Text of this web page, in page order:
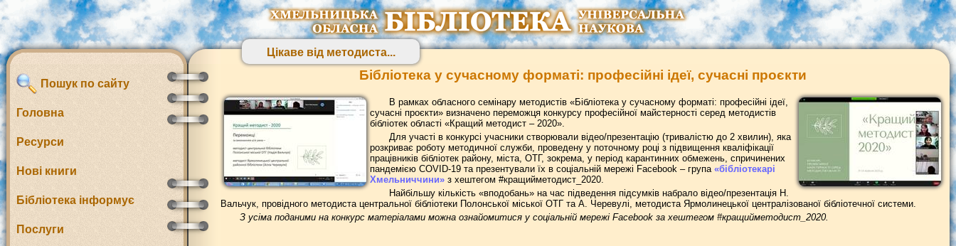
Пошук по сайту
Головна
Ресурси
Нові книги
Бібліотека інформує
Послуги
Цікаве від методиста...
Бібліотека у сучасному форматі: професійні ідеї, сучасні проєкти
В рамках обласного семінару методистів «Бібліотека у сучасному форматі: професійні ідеї,
сучасні проєкти» визначено переможця конкурсу професійної майстерності серед методистів
бібліотек області «Кращий методист – 2020».
Для участі в конкурсі учасники створювали відео/презентацію (тривалістю до 2 хвилин), яка
розкриває роботу методичної служби, проведену у поточному році з підвищення кваліфікації
працівників бібліотек району, міста, ОТГ, зокрема, у період карантинних обмежень, спричинених
пандемією COVID-19 та презентували їх в соціальній мережі Facebook – група «бібліотекарі
Хмельниччини» з хештегом #кращийметодист_2020.
Найбільшу кількість «вподобань» на час підведення підсумків набрало відео/презентація Н.
Вальчук, провідного методиста центральної бібліотеки Полонської міської ОТГ та А. Черевулі, методиста Ярмолинецької централізованої бібліотечної системи.
З усіма поданими на конкурс матеріалами можна ознайомитися у соціальній мережі Facebook за хештегом #кращийметодист_2020.